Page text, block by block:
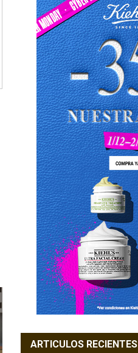
ARTICULOS RECIENTES